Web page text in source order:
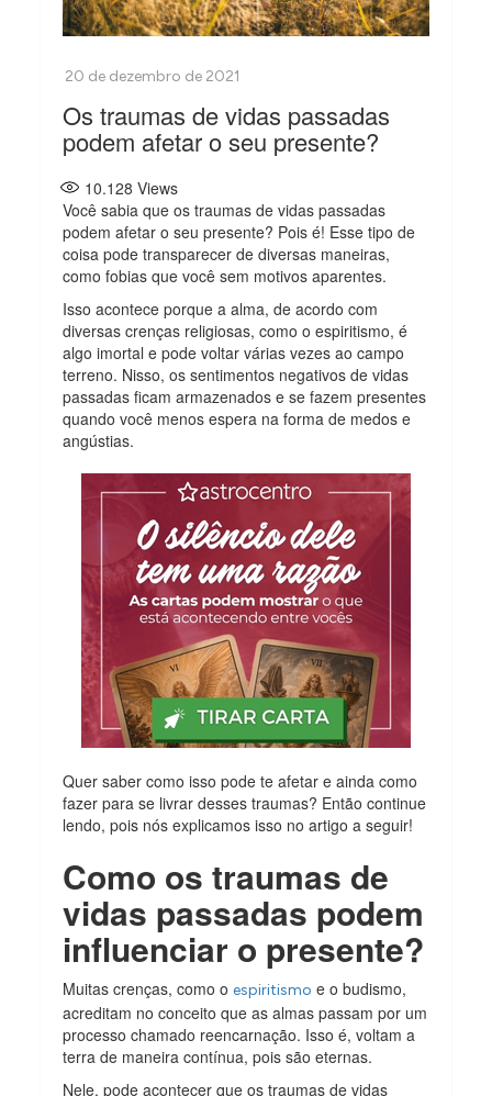
Os traumas de vidas passadas
podem afetar o seu presente?
10.128 Views
Você sabia que os traumas de vidas passadas
podem afetar o seu presente? Pois é! Esse tipo de
coisa pode transparecer de diversas maneiras,
como fobias que você sem motivos aparentes.
Isso acontece porque a alma, de acordo com
diversas crenças religiosas, como o espiritismo, é
algo imortal e pode voltar várias vezes ao campo
terreno. Nisso, os sentimentos negativos de vidas
passadas ficam armazenados e se fazem presentes
quando você menos espera na forma de medos e
angústias.
Quer saber como isso pode te afetar e ainda como
fazer para se livrar desses traumas? Então continue
lendo, pois nós explicamos isso no artigo a seguir!
Como os traumas de
vidas passadas podem
influenciar o presente?
Muitas crenças, como oespiritismo e o budismo,
acreditam no conceito que as almas passam por um
processo chamado reencarnação. Isso é, voltam a
terra de maneira contínua, pois são eternas.
Nele, pode acontecer que os traumas de vidas